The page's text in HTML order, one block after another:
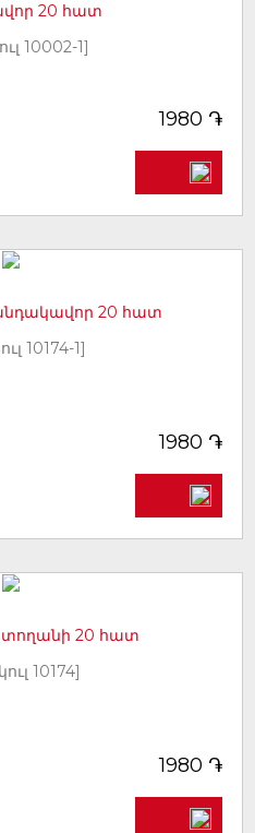
20 հատ
10002-1]
1980 ֏
20 հատ
10174-1]
1980 ֏
տողանի 20 հատ
10174]
1980 ֏